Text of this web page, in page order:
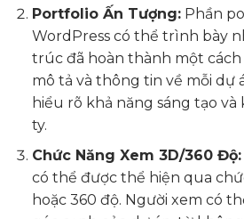
Portfolio Ấn Tượng:Phần
WordPress có thể trình bày
trúc đã hoàn thành một cách
mô tả và thông tin về mỗi dự
hiểu rõ khả năng sáng tạo và
ty.
Chức Năng Xem 3D/360 Độ:
có thể được thể hiện qua
hoặc 360 độ. Người xem có